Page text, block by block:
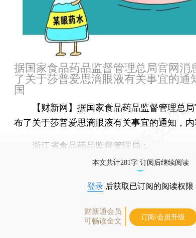
据国家食品药品监督管理总局官网消
了关于莎普爱思滴眼液有关事宜的通
国
【财新网】 据国家食品药品监督管理总
布了关于莎普爱思滴眼液有关事宜的通知，内
浙江省食品药品监督管理局：
本文共计281字 订阅后继续阅读
登录 后获取已订阅的阅读权限
财新通会员
可畅读全文
订阅/会员升级